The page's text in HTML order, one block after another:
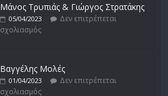
Μάνος Τρυπιάς & Γιώργος Στρατάκης
05/04/2023
Δεν επιτρέπεται
σχολιασμός
Βαγγέλης Μολές
01/04/2023
Δεν επιτρέπεται
σχολιασμός